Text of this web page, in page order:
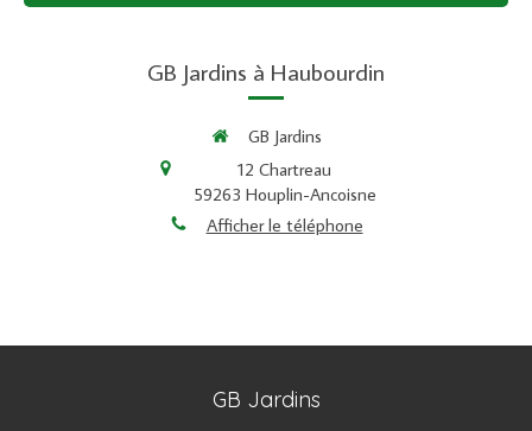
GB Jardins à Haubourdin
GB Jardins
12 Chartreau
59263 Houplin-Ancoisne
Afficher le téléphone
GB Jardins